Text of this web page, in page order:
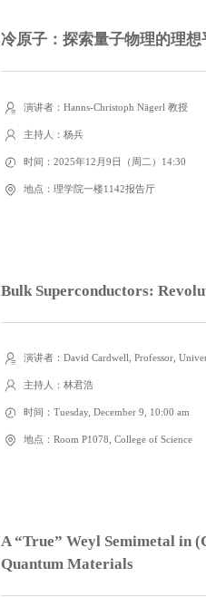
冷原子：探索量子物理的理想
演讲者：Hanns-Christoph Nägerl 教授
主持人：杨兵
时间：2025年12月9日（周二）14:30
地点：理学院一楼1142报告厅
Bulk Superconductors:
演讲者：David Cardwell, Professor,
主持人：林君浩
时间：Tuesday, December 9, 10:00 am
地点：Room P1078, College of Science
A “True” Weyl Semimetal in
Quantum Materials